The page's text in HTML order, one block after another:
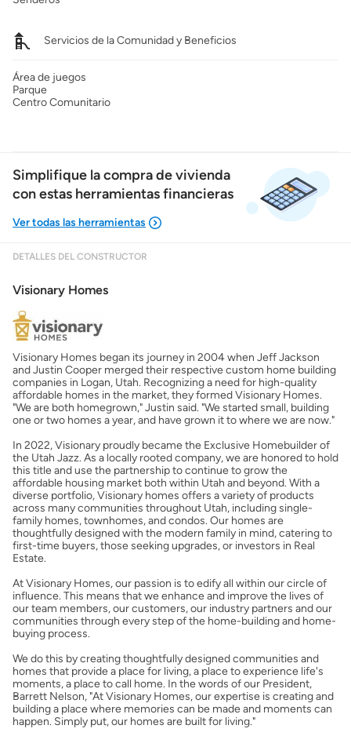
Servicios de la Comunidad y Beneficios
Área de juegos
Parque
Centro Comunitario
Simplifique la compra de vivienda
con estas herramientas financieras
Obtener mi puntaje de crédito
Calcular mi hipoteca
Obtener Aprobación Previa
Preparar mi casa para la venta
Seguro de propietarios
Obtener ofertas por mi casa
DETALLES DEL CONSTRUCTOR
Visionary Homes
Visionary Homes began its journey in 2004 when Jeff Jackson
and Justin Cooper merged their respective custom home building
companies in Logan, Utah. Recognizing a need for high-quality
affordable homes in the market, they formed Visionary Homes.
"We are both homegrown," Justin said. "We started small, building
one or two homes a year, and have grown it to where we are now."
In 2022, Visionary proudly became the Exclusive Homebuilder of
the Utah Jazz. As a locally rooted company, we are honored to hold
this title and use the partnership to continue to grow the
affordable housing market both within Utah and beyond. With a
diverse portfolio, Visionary homes offers a variety of products
across many communities throughout Utah, including single-
family homes, townhomes, and condos. Our homes are
thoughtfully designed with the modern family in mind, catering to
first-time buyers, those seeking upgrades, or investors in Real
Estate.
At Visionary Homes, our passion is to edify all within our circle of
influence. This means that we enhance and improve the lives of
our team members, our customers, our industry partners and our
communities through every step of the home-building and home-
buying process.
We do this by creating thoughtfully designed communities and
homes that provide a place for living, a place to experience life's
moments, a place to call home. In the words of our President,
Barrett Nelson, "At Visionary Homes, our expertise is creating and
building a place where memories can be made and moments can
happen. Simply put, our homes are built for living."